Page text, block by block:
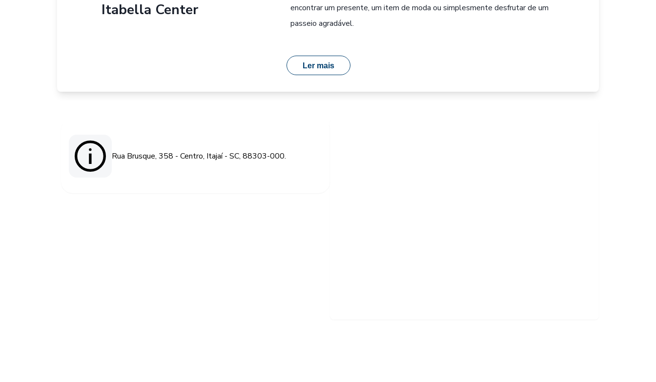
Itabella Center
encontrar um presente, um item de moda ou simplesmente desfrutar de um
passeio agradável.
Ler mais
Rua Brusque, 358 - Centro, Itajaí - SC, 88303-000.